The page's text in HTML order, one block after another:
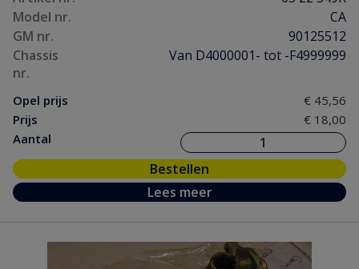
Model nr.
CA
GM nr.
90125512
Chassis
nr.
Van D4000001- tot -F4999999
Opel prijs
€ 45,56
Prijs
€ 18,00
Aantal
Bestellen
Lees meer